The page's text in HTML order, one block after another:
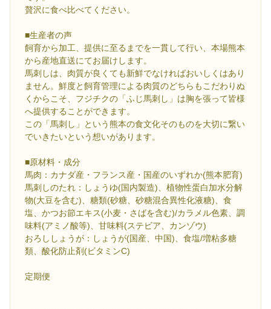
贅沢に食べ比べてください。
■生産者の声
飼育から加工、提供に至るまでを一貫して行い、本場熊本
から産地直送にてお届けします。
馬刺しは、肉質が良くても新鮮でなければおいしくはあり
ません。鮮度と飼育管理による肉質のどちらもこだわりぬ
くからこそ、フジチクの「ふじ馬刺し」は胸を張って皆様
へ提供することができます。
この「馬刺し」という熊本の食文化そのものを大切に繋い
でいきたいという想いがあります。
■原材料・成分
馬肉：カナダ産・フランス産・国産のいずれか(熊本肥育)
馬刺しのたれ：しょうゆ(国内製造)、植物性蛋白加水分解
物(大豆を含む)、糖類(砂糖、砂糖混合異性化液糖)、食
塩、かつお節エキス(小麦・さばを含む)/カラメル色素、調
味料(アミノ酸等)、甘味料(ステビア、カンゾウ)
おろししょうが：しょうが(国産、中国)、食塩/増粘多糖
類、酸化防止剤(ビタミンC)
定期便